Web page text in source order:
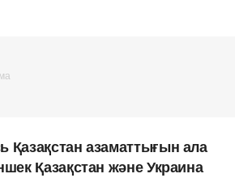
азаматтығын ала
Қазақстан және Украина